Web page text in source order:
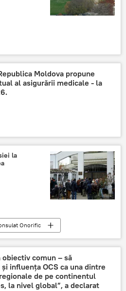
Moldova propune
al asigurării medicale - la
la
Onorific
comun – să
influența OCS ca una dintre
de pe continentul
la nivel global”, a declarat